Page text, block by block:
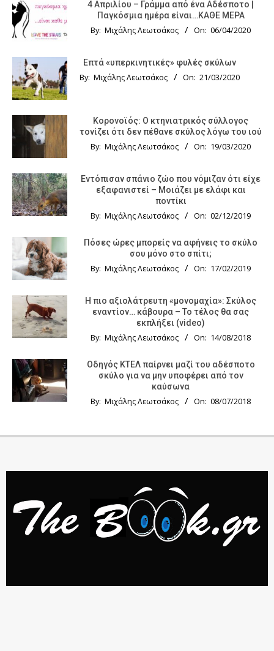
4 Απριλίου – Γράμμα από ένα Αδέσποτο |
Παγκόσμια ημέρα είναι…ΚΑΘΕ ΜΕΡΑ
By: Μιχάλης Λεωτσάκος On: 06/04/2020
Επτά «υπερκινητικές» φυλές σκύλων
By: Μιχάλης Λεωτσάκος On: 21/03/2020
Κορονοϊός: Ο κτηνιατρικός σύλλογος
τονίζει ότι δεν πέθανε σκύλος λόγω του ιού
By: Μιχάλης Λεωτσάκος On: 19/03/2020
Εντόπισαν σπάνιο ζώο που νόμιζαν ότι είχε
εξαφανιστεί – Μοιάζει με ελάφι και
ποντίκι
By: Μιχάλης Λεωτσάκος On: 02/12/2019
Πόσες ώρες μπορείς να αφήνεις το σκύλο
σου μόνο στο σπίτι;
By: Μιχάλης Λεωτσάκος On: 17/02/2019
Η πιο αξιολάτρευτη «μονομαχία»: Σκύλος
εναντίον… κάβουρα – Το τέλος θα σας
εκπλήξει (video)
By: Μιχάλης Λεωτσάκος On: 14/08/2018
Οδηγός KTΕΛ παίρνει μαζί του αδέσποτο
σκύλο για να μην υποφέρει από τον
καύσωνα
By: Μιχάλης Λεωτσάκος On: 08/07/2018